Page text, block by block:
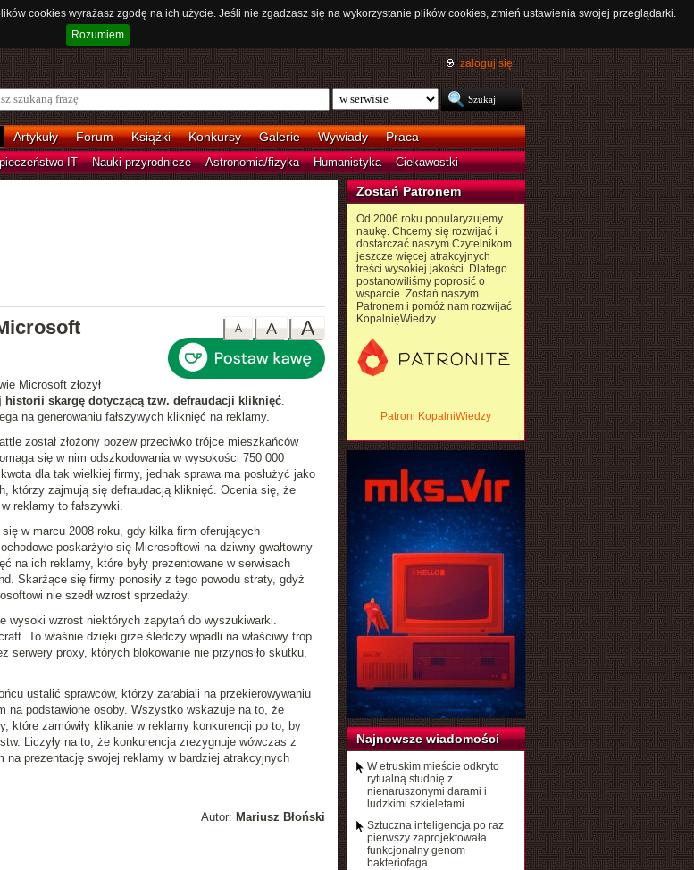
cookies wyrażasz zgodę na ich użycie. Jeśli nie zgadzasz się na wykorzystanie plików cookies, zmień ustawienia swojej przeglądarki.
Rozumiem
zaloguj się
Artykuły Forum Książki Konkursy Galerie Wywiady Praca
IT Nauki przyrodnicze Astronomia/fizyka Humanistyka Ciekawostki
A
A
A
Microsoft złożył
historii skargę dotyczącą tzw. defraudacji kliknięć.
na generowaniu fałszywych kliknięć na reklamy.
został złożony pozew przeciwko trójce mieszkańców
się w nim odszkodowania w wysokości 750 000
dla tak wielkiej firmy, jednak sprawa ma posłużyć jako
którzy zajmują się defraudacją kliknięć. Ocenia się, że
reklamy to fałszywki.
się w marcu 2008 roku, gdy kilka firm oferujących
poskarżyło się Microsoftowi na dziwny gwałtowny
na ich reklamy, które były prezentowane w serwisach
Skarżące się firmy ponosiły z tego powodu straty, gdyż
nie szedł wzrost sprzedaży.
wysoki wzrost niektórych zapytań do wyszukiwarki.
To właśnie dzięki grze śledczy wpadli na właściwy trop.
serwery proxy, których blokowanie nie przynosiło skutku,
ustalić sprawców, którzy zarabiali na przekierowywaniu
na podstawione osoby. Wszystko wskazuje na to, że
które zamówiły klikanie w reklamy konkurencji po to, by
Liczyły na to, że konkurencja zrezygnuje wówczas z
na prezentację swojej reklamy w bardziej atrakcyjnych
Autor: Mariusz Błoński
Zostań Patronem
Od 2006 roku popularyzujemy
naukę. Chcemy się rozwijać i
dostarczać naszym Czytelnikom
jeszcze więcej atrakcyjnych
treści wysokiej jakości. Dlatego
postanowiliśmy poprosić o
wsparcie. Zostań naszym
Patronem i pomóż nam rozwijać
KopalnięWiedzy.
Patroni KopalniWiedzy
Najnowsze wiadomości
W etruskim mieście odkryto
rytualną studnię z
nienaruszonymi darami i
ludzkimi szkieletami
Sztuczna inteligencja po raz
pierwszy zaprojektowała
funkcjonalny genom
bakteriofaga